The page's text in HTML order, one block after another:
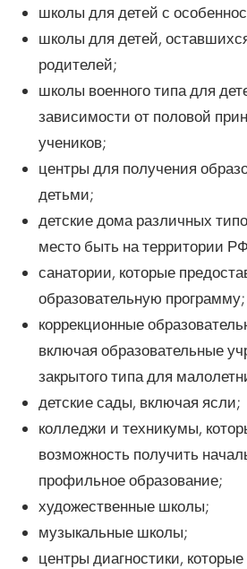
школы для детей с
школы для детей,
родителей;
школы военного типа для
зависимости от половой
учеников;
центры для получения
детьми;
детские дома различных
место быть на территории
санатории, которые
образовательную программу;
коррекционные
включая образовательные
закрытого типа для
детские сады, включая ясли;
колледжи и техникумы,
возможность получить
профильное образование;
художественные школы;
музыкальные школы;
центры диагностики,